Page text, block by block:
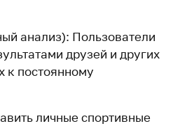
анализ): Пользователи
друзей и других
к постоянному
личные спортивные